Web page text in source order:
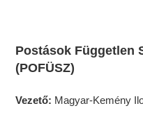
Postások Független
(POFÜSZ)
Vezető: Magyar-Kemény